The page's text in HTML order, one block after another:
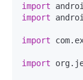
import
import
import
import